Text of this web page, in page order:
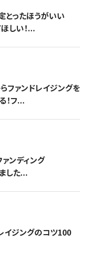
とったほうがいい
しい！...
らファンドレイジングを
！フ...
ンディング
した...
イジングのコツ100